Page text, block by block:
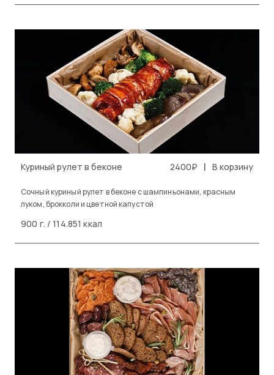
Куриный рулет в беконе 2400₽ | В корзину
Сочный куриный рулет в беконе с шампиньонами, красным
луком, брокколи и цветной капустой
900 г. / 114.851 ккал